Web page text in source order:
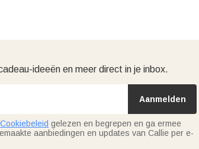
ideeën en meer direct in je inbox.
Aanmelden
gelezen en begrepen en ga ermee
aanbiedingen en updates van Callie per e-